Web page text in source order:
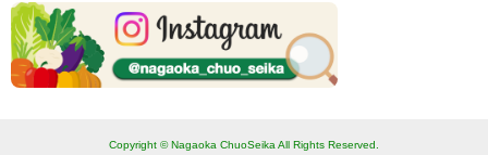
Copyright © Nagaoka ChuoSeika All Rights Reserved.